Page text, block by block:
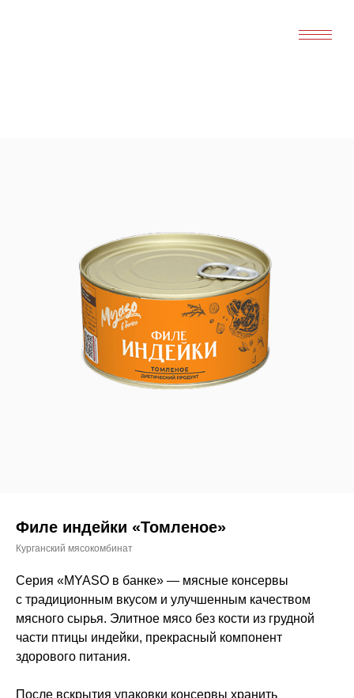
Филе индейки «Томленое»
Курганский мясокомбинат
Серия «MYASO в банке» — мясные консервы
с традиционным вкусом и улучшенным качеством
мясного сырья. Элитное мясо без кости из грудной
части птицы индейки, прекрасный компонент
здорового питания.
После вскрытия упаковки консервы хранить